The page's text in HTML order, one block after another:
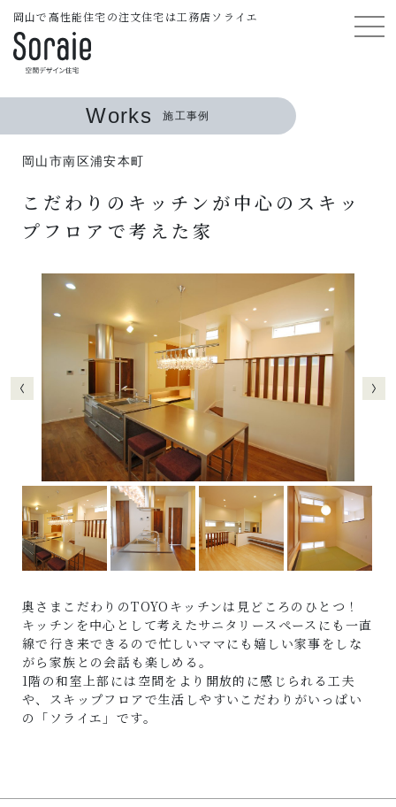
岡山で高性能住宅の注文住宅は工務店ソライエ
Works 施工事例
岡山市南区浦安本町
こだわりのキッチンが中心のスキッ
プフロアで考えた家
奥さまこだわりのTOYOキッチンは見どころのひとつ！
キッチンを中心として考えたサニタリースペースにも一直
線で行き来できるので忙しいママにも嬉しい家事をしな
がら家族との会話も楽しめる。
1階の和室上部には空間をより開放的に感じられる工夫
や、スキップフロアで生活しやすいこだわりがいっぱい
の「ソライエ」です。